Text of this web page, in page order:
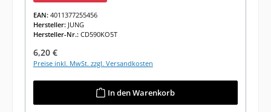
EAN: 4011377255456
Hersteller: JUNG
Hersteller-Nr.: CD590KO5T
Regulärer Preis:
6,20 €
Preise inkl. MwSt. zzgl. Versandkosten
In den Warenkorb